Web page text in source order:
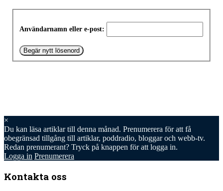
Användarnamn eller e-post:
×
Du kan läsa artiklar till denna månad. Prenumerera för att få
obegränsad tillgång till artiklar, poddradio, bloggar och webb-tv.
Redan prenumerant? Tryck på knappen för att logga in.
Logga in Prenumerera
Kontakta oss